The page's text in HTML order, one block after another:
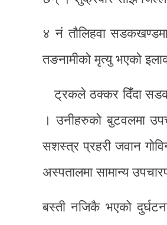
४ नं तौलिहवा
तङनामीको मृत्यु भएको
ट्रकले ठक्कर दिँदा
। उनीहरुको बुटवलमा
सशस्त्र प्रहरी जवान
अस्पतालमा सामान्य
बस्ती नजिकै भएको